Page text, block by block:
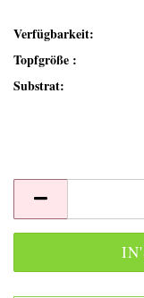
Verfügbarkeit:
Topfgröße :
Substrat: